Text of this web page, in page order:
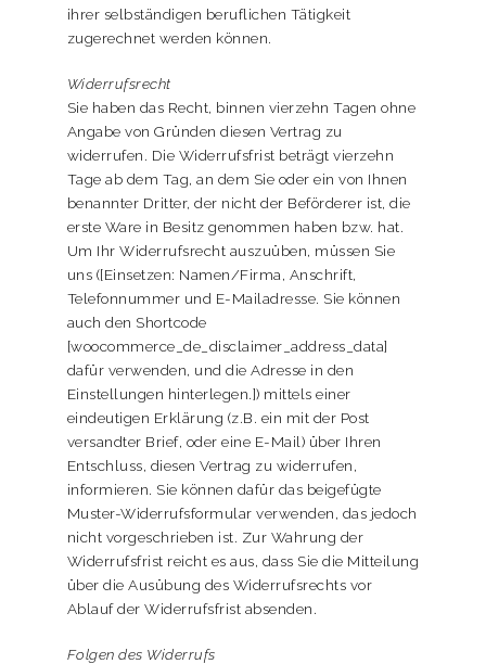
ihrer selbständigen beruflichen Tätigkeit
zugerechnet werden können.
Widerrufsrecht
Sie haben das Recht, binnen vierzehn Tagen ohne
Angabe von Gründen diesen Vertrag zu
widerrufen. Die Widerrufsfrist beträgt vierzehn
Tage ab dem Tag, an dem Sie oder ein von Ihnen
benannter Dritter, der nicht der Beförderer ist, die
erste Ware in Besitz genommen haben bzw. hat.
Um Ihr Widerrufsrecht auszuüben, müssen Sie
uns ([Einsetzen: Namen/Firma, Anschrift,
Telefonnummer und E-Mailadresse. Sie können
auch den Shortcode
[woocommerce_de_disclaimer_address_data]
dafür verwenden, und die Adresse in den
Einstellungen hinterlegen.]) mittels einer
eindeutigen Erklärung (z.B. ein mit der Post
versandter Brief, oder eine E-Mail) über Ihren
Entschluss, diesen Vertrag zu widerrufen,
informieren. Sie können dafür das beigefügte
Muster-Widerrufsformular verwenden, das jedoch
nicht vorgeschrieben ist. Zur Wahrung der
Widerrufsfrist reicht es aus, dass Sie die Mitteilung
über die Ausübung des Widerrufsrechts vor
Ablauf der Widerrufsfrist absenden.
Folgen des Widerrufs